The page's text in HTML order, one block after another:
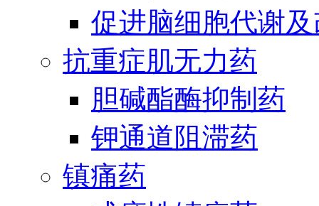
促进脑细胞代谢
抗重症肌无力药
胆碱酯酶抑制药
钾通道阻滞药
镇痛药